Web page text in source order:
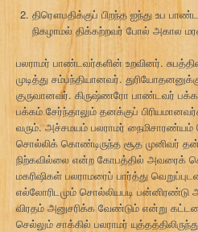
திரௌபதிக்குப் பிறந்த ஐந்து உப
நிகழாமல் திக்கற்றவர் போல்
பலராமர் பாண்டவர்களின் உறவினர்.
முடித்து சம்பந்தியானவர்.
குருவானவர். கிருஷ்ணரோ பாண்டவர்
பக்கம் சேர்ந்தாலும் தனக்குப்
வரும். அச்சமயம் பலராமர்
சொல்லிக் கொண்டிருந்த சூத முனிவர்
நிற்கவில்லை என்ற கோபத்தில் அவரைக்
மகரிஷிகள் பலராமரைப் பார்த்து
எல்லோரிடமும் சொல்லியபடி
விரதம் அனுசரிக்க வேண்டும் என்று
செல்லும் சாக்கில் பலராமர்